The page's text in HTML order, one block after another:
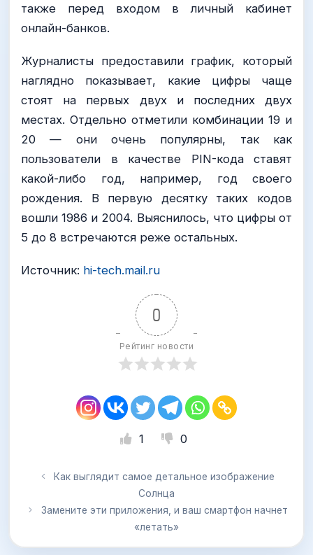
также перед входом в личный кабинет
онлайн-банков.
Журналисты предоставили график, который
наглядно показывает, какие цифры чаще
стоят на первых двух и последних двух
местах. Отдельно отметили комбинации 19 и
20 — они очень популярны, так как
пользователи в качестве PIN-кода ставят
какой-либо год, например, год своего
рождения. В первую десятку таких кодов
вошли 1986 и 2004. Выяснилось, что цифры от
5 до 8 встречаются реже остальных.
Источник: hi-tech.mail.ru
0
Рейтинг новости
1 0
Как выглядит самое детальное изображение
Солнца
Замените эти приложения, и ваш смартфон начнет
«летать»